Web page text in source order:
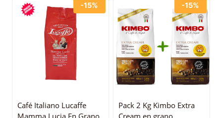
-15%
Café Italiano Lucaffe
Mamma Lucia En Grano
-15%
Pack 2 Kg Kimbo Extra
Cream en grano